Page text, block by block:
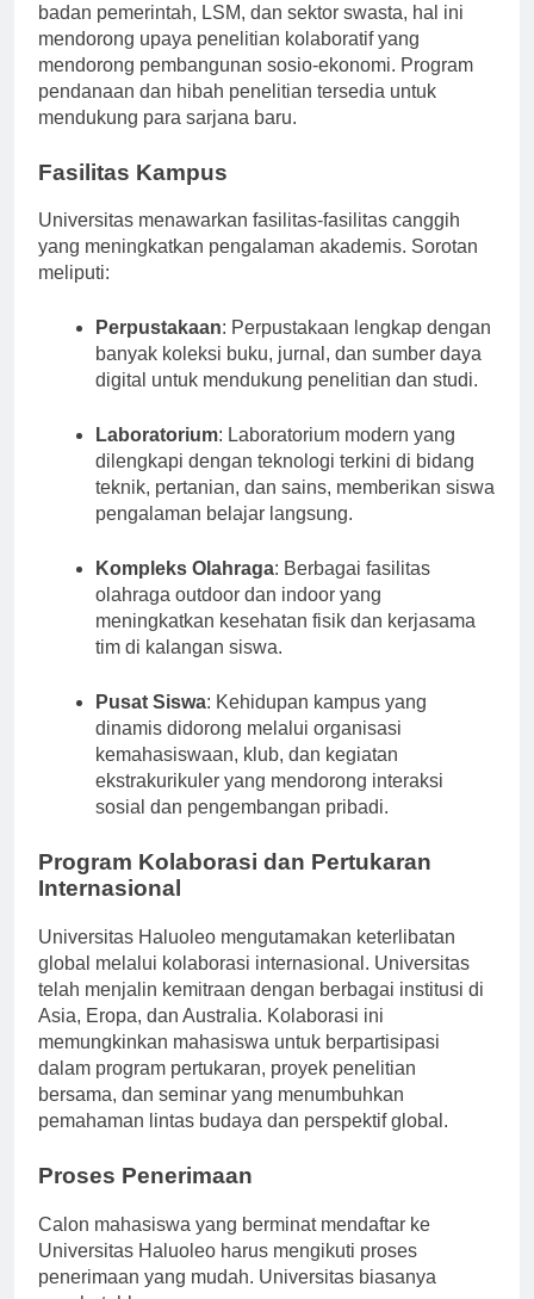
badan pemerintah, LSM, dan sektor swasta, hal ini
mendorong upaya penelitian kolaboratif yang
mendorong pembangunan sosio-ekonomi. Program
pendanaan dan hibah penelitian tersedia untuk
mendukung para sarjana baru.
Fasilitas Kampus
Universitas menawarkan fasilitas-fasilitas canggih
yang meningkatkan pengalaman akademis. Sorotan
meliputi:
Perpustakaan: Perpustakaan lengkap dengan
banyak koleksi buku, jurnal, dan sumber daya
digital untuk mendukung penelitian dan studi.
Laboratorium: Laboratorium modern yang
dilengkapi dengan teknologi terkini di bidang
teknik, pertanian, dan sains, memberikan siswa
pengalaman belajar langsung.
Kompleks Olahraga: Berbagai fasilitas
olahraga outdoor dan indoor yang
meningkatkan kesehatan fisik dan kerjasama
tim di kalangan siswa.
Pusat Siswa: Kehidupan kampus yang
dinamis didorong melalui organisasi
kemahasiswaan, klub, dan kegiatan
ekstrakurikuler yang mendorong interaksi
sosial dan pengembangan pribadi.
Program Kolaborasi dan Pertukaran
Internasional
Universitas Haluoleo mengutamakan keterlibatan
global melalui kolaborasi internasional. Universitas
telah menjalin kemitraan dengan berbagai institusi di
Asia, Eropa, dan Australia. Kolaborasi ini
memungkinkan mahasiswa untuk berpartisipasi
dalam program pertukaran, proyek penelitian
bersama, dan seminar yang menumbuhkan
pemahaman lintas budaya dan perspektif global.
Proses Penerimaan
Calon mahasiswa yang berminat mendaftar ke
Universitas Haluoleo harus mengikuti proses
penerimaan yang mudah. Universitas biasanya